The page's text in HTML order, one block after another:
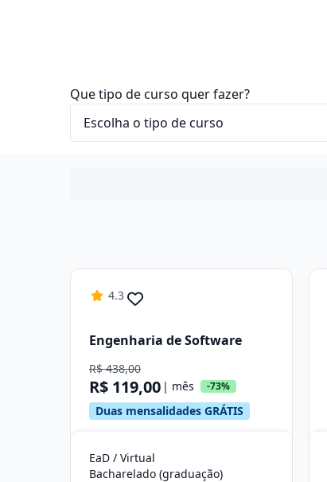
Que tipo de curso quer fazer?
4.3
Engenharia de Software
R$ 438,00
R$ 119,00 | mês -73%
Duas mensalidades GRÁTIS
EaD / Virtual
Bacharelado (graduação)